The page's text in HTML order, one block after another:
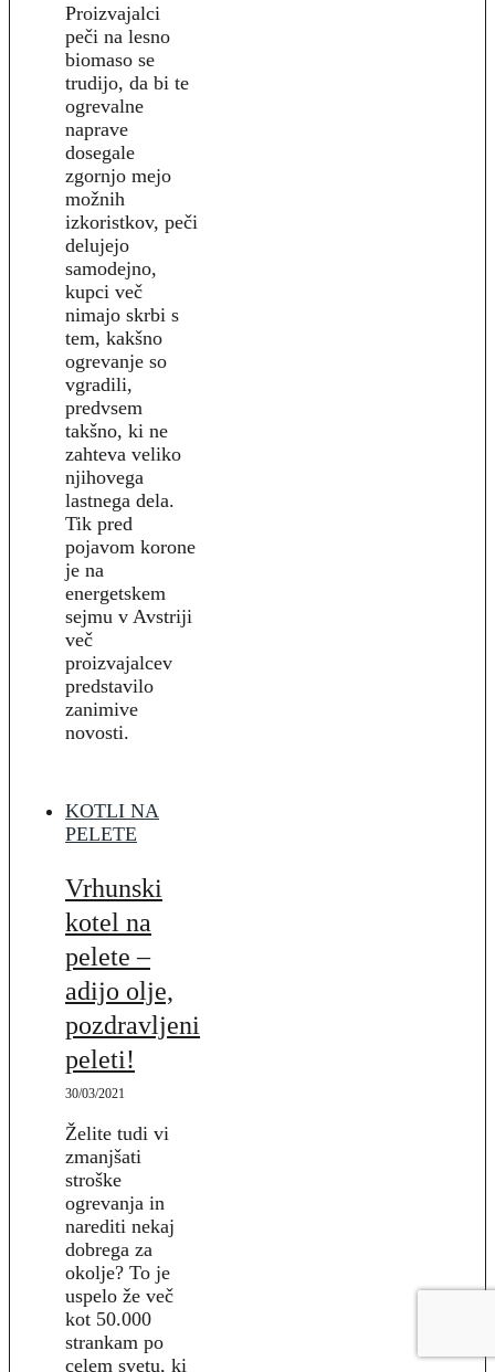
Proizvajalci
peči na lesno
biomaso se
trudijo, da bi te
ogrevalne
naprave
dosegale
zgornjo mejo
možnih
izkoristkov, peči
delujejo
samodejno,
kupci več
nimajo skrbi s
tem, kakšno
ogrevanje so
vgradili,
predvsem
takšno, ki ne
zahteva veliko
njihovega
lastnega dela.
Tik pred
pojavom korone
je na
energetskem
sejmu v Avstriji
več
proizvajalcev
predstavilo
zanimive
novosti.
KOTLI NA
PELETE
Vrhunski
kotel na
pelete –
adijo olje,
pozdravljeni
peleti!
30/03/2021
Želite tudi vi
zmanjšati
stroške
ogrevanja in
narediti nekaj
dobrega za
okolje? To je
uspelo že več
kot 50.000
strankam po
celem svetu, ki